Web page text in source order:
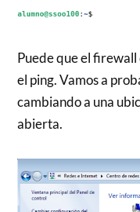
Puede que el
el ping. Vamos a
cambiando a una
abierta.